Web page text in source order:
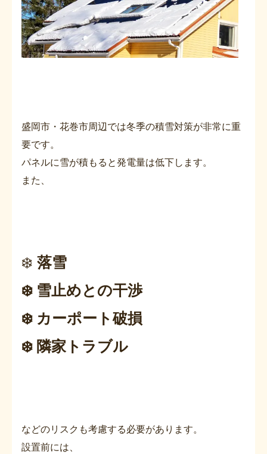
盛岡市・花巻市周辺では冬季の積雪対策が非常に重
要です。
パネルに雪が積もると発電量は低下します。
また、
❄️ 落雪
❄️ 雪止めとの干渉
❄️ カーポート破損
❄️ 隣家トラブル
などのリスクも考慮する必要があります。
設置前には、